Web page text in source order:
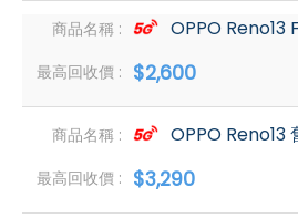
OPPO Reno13
$2,600
OPPO Reno13
$3,290